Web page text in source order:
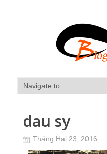
dau sy
Tháng Hai 23, 2016